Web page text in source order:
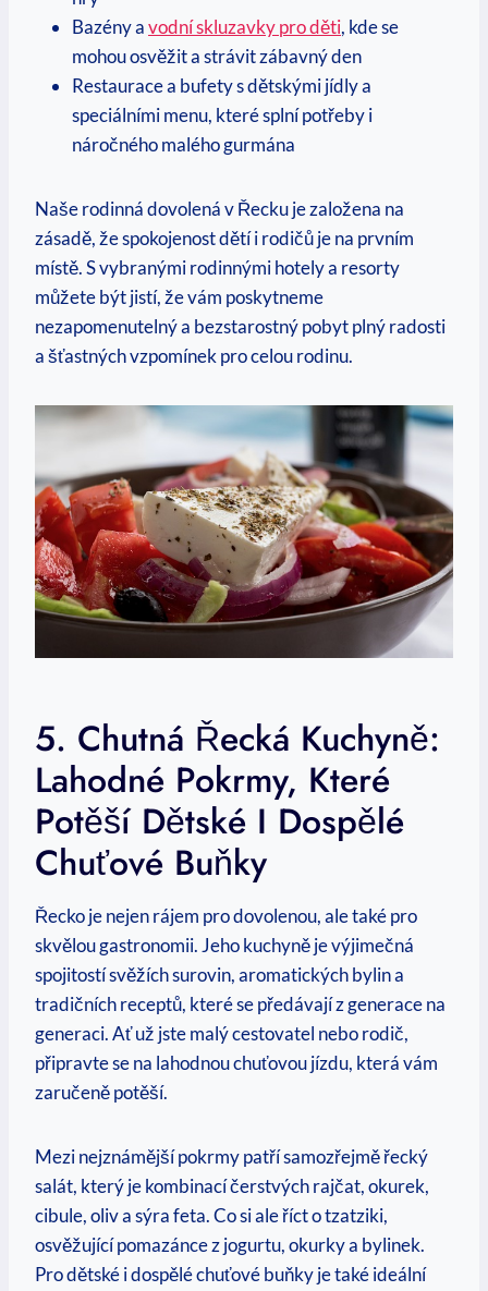
Bazény avodní skluzavky pro děti, kde se
mohou osvěžit a strávit zábavný den
Restaurace a ⁣bufety s dětskými jídly a
speciálními menu, které splní potřeby i
náročného ‍malého gurmána
Naše rodinná dovolená v‌ Řecku je založena na
zásadě, že spokojenost dětí i rodičů​ je⁤ na prvním
místě. S⁢ vybranými rodinnými hotely a⁣ resorty
můžete být jistí, že vám poskytneme
nezapomenutelný a‍ bezstarostný pobyt⁢ plný radosti
a šťastných vzpomínek⁢ pro celou rodinu.
5. Chutná Řecká Kuchyně:
Lahodné‍ Pokrmy, Které
Potěší Dětské I Dospělé
Chuťové Buňky
Řecko je nejen rájem ⁢pro dovolenou, ale také pro
skvělou gastronomii. Jeho kuchyně je výjimečná
spojitostí svěžích surovin, aromatických ‌bylin a⁣
tradičních receptů, které‍ se předávají z generace na
generaci. Ať už jste malý cestovatel nebo rodič,
připravte se na lahodnou chuťovou jízdu, ⁤která vám
zaručeně ‌potěší.
Mezi nejznámější⁣ pokrmy patří samozřejmě​ řecký
salát, který je kombinací čerstvých rajčat, okurek,
cibule, oliv a sýra feta. Co si ale říct o​ tzatziki,
osvěžující pomazánce z jogurtu, okurky‍ a bylinek.⁤
Pro dětské i dospělé chuťové buňky je také⁢ ideální